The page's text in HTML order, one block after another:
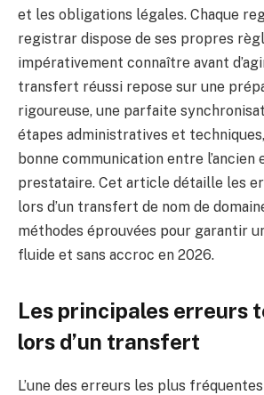
et les obligations légales. Chaque
registrar dispose de ses propres
impérativement connaître avant
transfert réussi repose sur une
rigoureuse, une parfaite
étapes administratives et techniques,
bonne communication entre l’ancien
prestataire. Cet article détaille les
lors d’un transfert de nom de
méthodes éprouvées pour garantir
fluide et sans accroc en 2026.
Les principales erreurs
lors d’un transfert
L’une des erreurs les plus fréquentes